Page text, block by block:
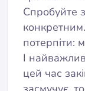
Спробуйте
потерпіти:
І
цей час